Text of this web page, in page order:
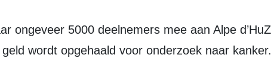
wordt opgehaald voor onderzoek naar kanker.